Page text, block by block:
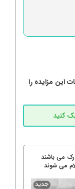
این مزایده را
می باشند
می شوند